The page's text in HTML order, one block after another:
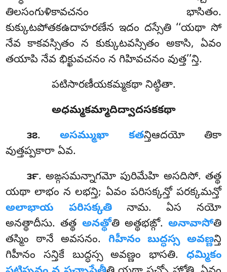
తిలసంగుళికావచనం భాసితం.
కుక్కుటపోతకఉదాహరణేన ఇదం దస్సేతి ‘‘యథా సో
నేవ కాకవస్సితం న కుక్కుటవస్సితం అకాసి, ఏవం
తయాపి నేవ భిక్ఖువచనం న గిహివచనం వుత్త’’న్తి.
పటిసారణీయకమ్మకథా నిట్ఠితా.
అధమ్మకమ్మాదిద్వాదసకకథా
౩౭.అసమ్ముఖా కతన్తిఆదయో తికా
వుత్తప్పకారా ఏవ.
౩౯. అఙ్గసమన్నాగమో పురిమేహి అసదిసో. తత్థ
యథా లాభం న లభన్తి; ఏవం పరిసక్కన్తో పరక్కమన్తో
అలాభాయ పరిసక్కతినామ. ఏస నయో
అనత్థాదీసు. తత్థ అనత్థోతి అత్థభఙ్గో. అనావాసోతి
తస్మిం ఠానే అవసనం. గిహీనం బుద్ధస్స అవణ్ణన్తి
గిహీనం సన్తికే బుద్ధస్స అవణ్ణం భాసతి. ధమ్మికం